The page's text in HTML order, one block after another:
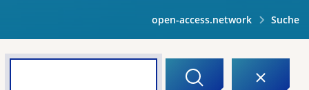
open-access.network Suche